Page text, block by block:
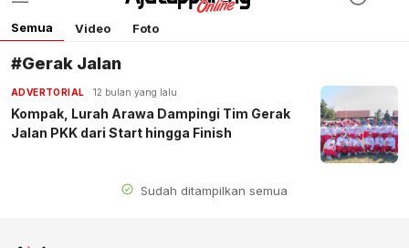
Semua Video Foto
#Gerak Jalan
ADVERTORIAL 12 bulan yang lalu
Kompak, Lurah Arawa Dampingi Tim Gerak
Jalan PKK dari Start hingga Finish
Sudah ditampilkan semua